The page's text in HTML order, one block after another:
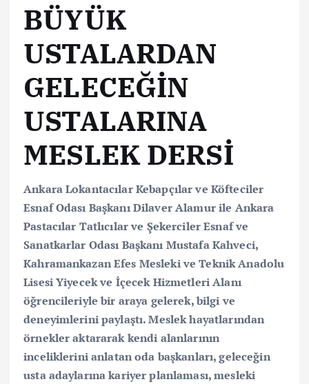
BÜYÜK
USTALARDAN
GELECEĞİN
USTALARINA
MESLEK DERSİ
Ankara Lokantacılar Kebapçılar ve Köfteciler
Esnaf Odası Başkanı Dilaver Alamur ile Ankara
Pastacılar Tatlıcılar ve Şekerciler Esnaf ve
Sanatkarlar Odası Başkanı Mustafa Kahveci,
Kahramankazan Efes Mesleki ve Teknik Anadolu
Lisesi Yiyecek ve İçecek Hizmetleri Alanı
öğrencileriyle bir araya gelerek, bilgi ve
deneyimlerini paylaştı. Meslek hayatlarından
örnekler aktararak kendi alanlarının
inceliklerini anlatan oda başkanları, geleceğin
usta adaylarına kariyer planlaması, mesleki